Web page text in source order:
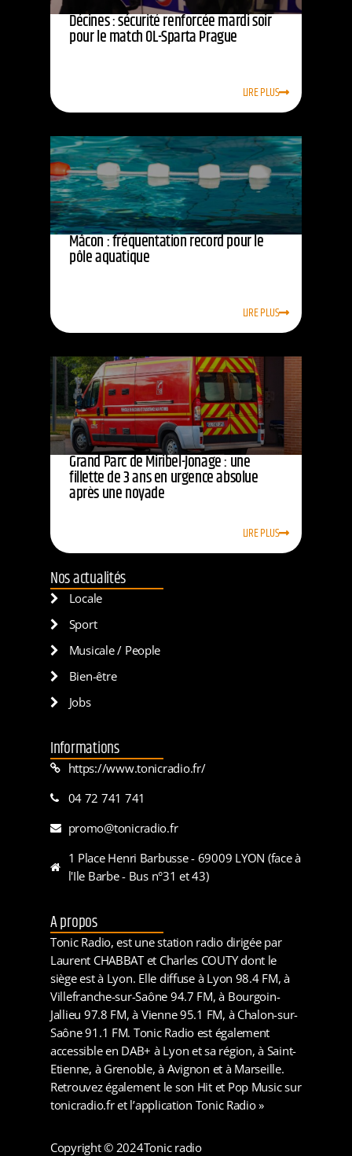
Décines : sécurité renforcée mardi soir
pour le match OL-Sparta Prague
LIRE PLUS
Mâcon : fréquentation record pour le
pôle aquatique
LIRE PLUS
Grand Parc de Miribel-Jonage : une
fillette de 3 ans en urgence absolue
après une noyade
LIRE PLUS
Nos actualités
Locale
Sport
Musicale / People
Bien-être
Jobs
Informations
https://www.tonicradio.fr/
04 72 741 741
promo@tonicradio.fr
1 Place Henri Barbusse - 69009 LYON (face à
l'Ile Barbe - Bus n°31 et 43)
A propos
Tonic Radio, est une station radio dirigée par
Laurent CHABBAT et Charles COUTY dont le
siège est à Lyon. Elle diffuse à Lyon 98.4 FM, à
Villefranche-sur-Saône 94.7 FM, à Bourgoin-
Jallieu 97.8 FM, à Vienne 95.1 FM, à Chalon-sur-
Saône 91.1 FM. Tonic Radio est également
accessible en DAB+ à Lyon et sa région, à Saint-
Etienne, à Grenoble, à Avignon et à Marseille.
Retrouvez également le son Hit et Pop Music sur
tonicradio.fr et l’application Tonic Radio »
Copyright © 2024Tonic radio